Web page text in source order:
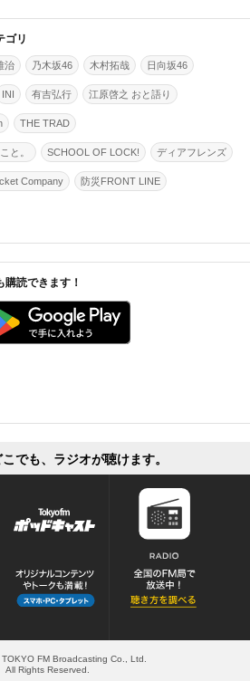
ゴリ
治 乃木坂46 木村拓哉 日向坂46
INI 有吉弘行 江原啓之 おと語り
THE TRAD
と。 SCHOOL OF LOCK! ディアフレンズ
Company 防災FRONT LINE
読できます！
でも、ラジオが聴けます。
FM Broadcasting Co., Ltd.
All Rights Reserved.